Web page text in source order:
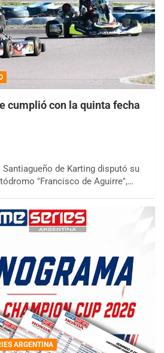
cumplió con la quinta fecha
Santiagueño de Karting disputó su
"Francisco de Aguirre",…
ARGENTINA